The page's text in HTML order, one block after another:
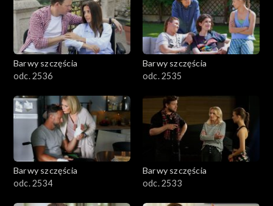
Barwy szczęścia
odc. 2536
Barwy szczęścia
odc. 2535
Barwy szczęścia
odc. 2534
Barwy szczęścia
odc. 2533